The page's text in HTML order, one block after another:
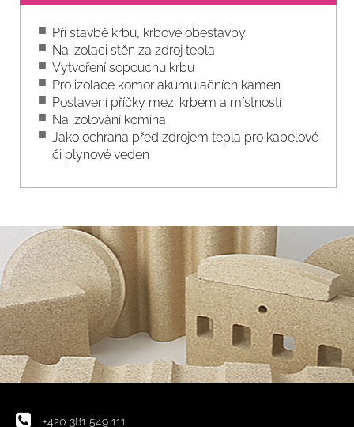
Při stavbě krbu, krbové obestavby
Na izolaci stěn za zdroj tepla
Vytvoření sopouchu krbu
Pro izolace komor akumulačních kamen
Postavení příčky mezi krbem a místností
Na izolování komína
Jako ochrana před zdrojem tepla pro kabelové
či plynové veden
+420 381 549 111